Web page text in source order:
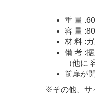
重 量
容 量
材 料 :
備 考 :
（他に
前扉が
※その他、サ